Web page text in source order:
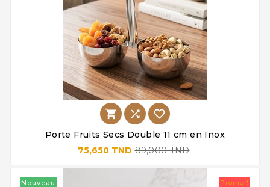
  
Porte Fruits Secs Double 11 cm en Inox
75,650 TND 89,000 TND
Nouveau Promo !